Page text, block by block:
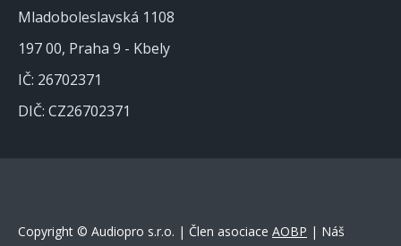
Mladoboleslavská 1108
197 00, Praha 9 - Kbely
IČ: 26702371
DIČ: CZ26702371
Copyright © Audiopro s.r.o. | Člen asociace AOBP | Náš